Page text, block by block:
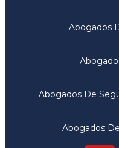
Abogados
Abogados De
Abogados